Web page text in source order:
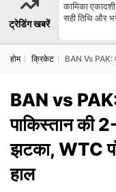
ट्रेडिंग खबरें
कामिका
सही तिथि और
होम क्रिकेट BAN Vs PAK:
BAN vs PAK:
पाकिस्तान की
झटका, WTC
हाल